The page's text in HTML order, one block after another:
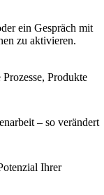
ein Gespräch mit
zu aktivieren.
Produkte
– so verändert
Ihrer